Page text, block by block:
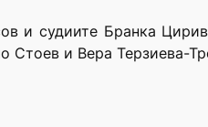
и судиите Бранка
и Вера Терзиева-